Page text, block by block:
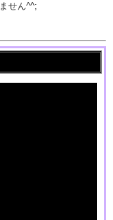
せん^^;